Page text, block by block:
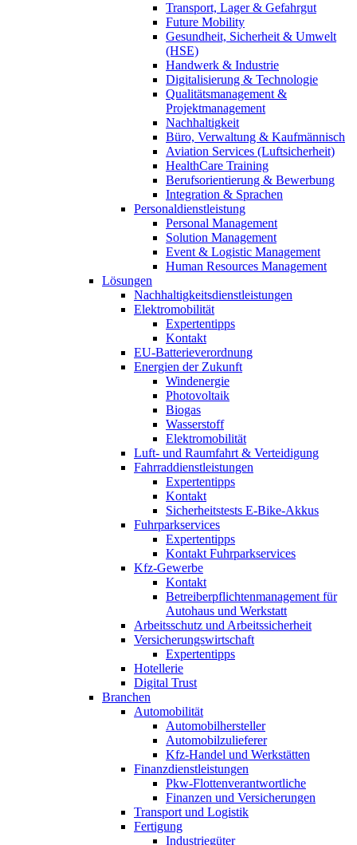
Transport, Lager & Gefahrgut
Future Mobility
Gesundheit, Sicherheit & Umwelt
(HSE)
Handwerk & Industrie
Digitalisierung & Technologie
Qualitätsmanagement &
Projektmanagement
Nachhaltigkeit
Büro, Verwaltung & Kaufmännisch
Aviation Services (Luftsicherheit)
HealthCare Training
Berufsorientierung & Bewerbung
Integration & Sprachen
Personaldienstleistung
Personal Management
Solution Management
Event & Logistic Management
Human Resources Management
Lösungen
Nachhaltigkeitsdienstleistungen
Elektromobilität
Expertentipps
Kontakt
EU-Batterieverordnung
Energien der Zukunft
Windenergie
Photovoltaik
Biogas
Wasserstoff
Elektromobilität
Luft- und Raumfahrt & Verteidigung
Fahrraddienstleistungen
Expertentipps
Kontakt
Sicherheitstests E-Bike-Akkus
Fuhrparkservices
Expertentipps
Kontakt Fuhrparkservices
Kfz-Gewerbe
Kontakt
Betreiberpflichtenmanagement für
Autohaus und Werkstatt
Arbeitsschutz und Arbeitssicherheit
Versicherungswirtschaft
Expertentipps
Hotellerie
Digital Trust
Branchen
Automobilität
Automobilhersteller
Automobilzulieferer
Kfz-Handel und Werkstätten
Finanzdienstleistungen
Pkw‑Flottenverantwortliche
Finanzen und Versicherungen
Transport und Logistik
Fertigung
Industriegüter